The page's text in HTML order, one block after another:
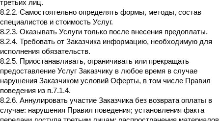
третьих лиц.
8.2.2. Самостоятельно определять формы, методы, состав
специалистов и стоимость Услуг.
8.2.3. Оказывать Услуги только после внесения предоплаты.
8.2.4. Требовать от Заказчика информацию, необходимую для
исполнения обязательств.
8.2.5. Приостанавливать, ограничивать или прекращать
предоставление Услуг Заказчику в любое время в случае
нарушения Заказчиком условий Оферты, в том числе Правил
поведения из п.7.1.4.
8.2.6. Аннулировать участие Заказчика без возврата оплаты в
случае: нарушения Правил поведения; установления факта